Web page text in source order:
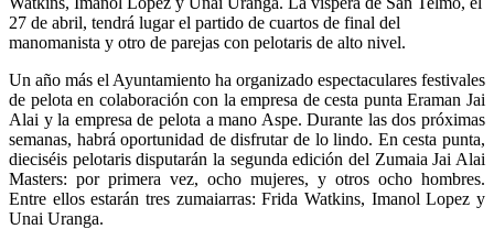
27 de abril, tendrá lugar el partido de cuartos de final del
manomanista y otro de parejas con pelotaris de alto nivel.
Un año más el Ayuntamiento ha organizado espectaculares festivales
de pelota en colaboración con la empresa de cesta punta Eraman Jai
Alai y la empresa de pelota a mano Aspe. Durante las dos próximas
semanas, habrá oportunidad de disfrutar de lo lindo. En cesta punta,
dieciséis pelotaris disputarán la segunda edición del Zumaia Jai Alai
Masters: por primera vez, ocho mujeres, y otros ocho hombres.
Entre ellos estarán tres zumaiarras: Frida Watkins, Imanol Lopez y
Unai Uranga.